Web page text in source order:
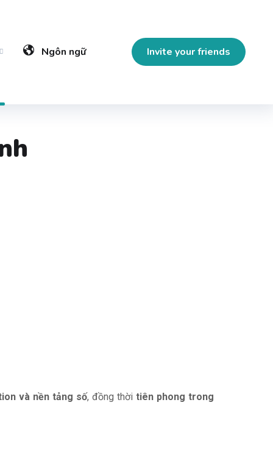
Ngôn ngữ Invite your friends
và nền tảng số, đồng thờitiên phong trong